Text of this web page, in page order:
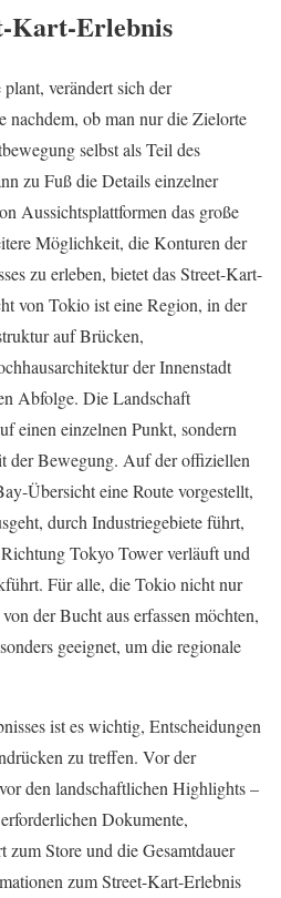
Kart-Erlebnis
verändert sich der
nachdem, ob man nur die Zielorte
selbst als Teil des
zu Fuß die Details einzelner
Aussichtsplattformen das große
Möglichkeit, die Konturen der
zu erleben, bietet das Street-Kart-
von Tokio ist eine Region, in der
auf Brücken,
der Innenstadt
Abfolge. Die Landschaft
einen einzelnen Punkt, sondern
der Bewegung. Auf der offiziellen
Übersicht eine Route vorgestellt,
durch Industriegebiete führt,
Tokyo Tower verläuft und
Für alle, die Tokio nicht nur
der Bucht aus erfassen möchten,
geeignet, um die regionale
ist es wichtig, Entscheidungen
zu treffen. Vor der
den landschaftlichen Highlights –
Dokumente,
Store und die Gesamtdauer
zum Street-Kart-Erlebnis